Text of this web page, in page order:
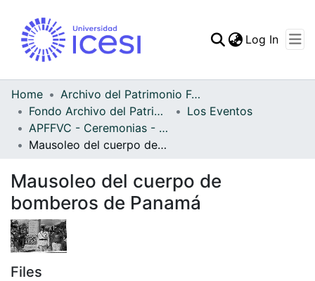
Statistics
Log In
Home
Archivo del Patrimonio Fotográfico y Fílmico del Valle del Cauca
Fondo Archivo del Patrimonio Fotográfico y Fílmico del Valle del Cauca
Los Eventos
APFFVC - Ceremonias - Patrimonial
Mausoleo del cuerpo de bomberos de Panamá
Mausoleo del cuerpo de
bomberos de Panamá
Files